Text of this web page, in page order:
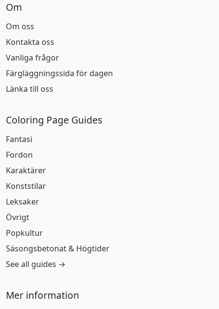
Om
Om oss
Kontakta oss
Vanliga frågor
Färgläggningssida för dagen
Länka till oss
Coloring Page Guides
Fantasi
Fordon
Karaktärer
Konststilar
Leksaker
Övrigt
Popkultur
Säsongsbetonat & Högtider
See all guides →
Mer information